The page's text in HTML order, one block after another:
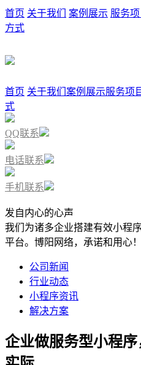
首页 关于我们 案例展示 服务项
方式
首页 关于我们 案例展示服务项
式
QQ联系
电话联系
手机联系
发自内心的心声
我们为诸多企业搭建有效小程
平台。博阳网络，承诺和用心！
公司新闻
行业动态
小程序资讯
解决方案
企业做服务型小程